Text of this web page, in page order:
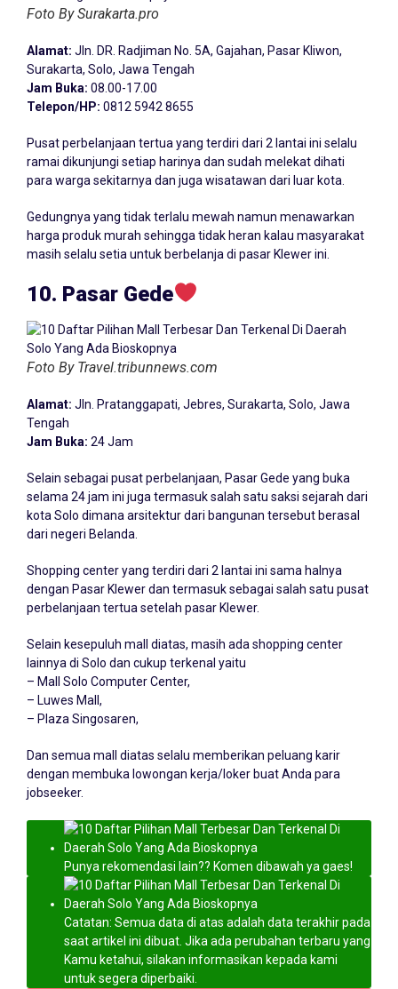
Foto By Surakarta.pro
Alamat: Jln. DR. Radjiman No. 5A, Gajahan, Pasar Kliwon,
Surakarta, Solo, Jawa Tengah
Jam Buka: 08.00-17.00
Telepon/HP: 0812 5942 8655
Pusat perbelanjaan tertua yang terdiri dari 2 lantai ini selalu
ramai dikunjungi setiap harinya dan sudah melekat dihati
para warga sekitarnya dan juga wisatawan dari luar kota.
Gedungnya yang tidak terlalu mewah namun menawarkan
harga produk murah sehingga tidak heran kalau masyarakat
masih selalu setia untuk berbelanja di pasar Klewer ini.
10. Pasar Gede
Foto By Travel.tribunnews.com
Alamat: Jln. Pratanggapati, Jebres, Surakarta, Solo, Jawa
Tengah
Jam Buka: 24 Jam
Selain sebagai pusat perbelanjaan, Pasar Gede yang buka
selama 24 jam ini juga termasuk salah satu saksi sejarah dari
kota Solo dimana arsitektur dari bangunan tersebut berasal
dari negeri Belanda.
Shopping center yang terdiri dari 2 lantai ini sama halnya
dengan Pasar Klewer dan termasuk sebagai salah satu pusat
perbelanjaan tertua setelah pasar Klewer.
Selain kesepuluh mall diatas, masih ada shopping center
lainnya di Solo dan cukup terkenal yaitu
– Mall Solo Computer Center,
– Luwes Mall,
– Plaza Singosaren,
Dan semua mall diatas selalu memberikan peluang karir
dengan membuka lowongan kerja/loker buat Anda para
jobseeker.
Punya rekomendasi lain?? Komen dibawah ya gaes!
Catatan: Semua data di atas adalah data terakhir pada
saat artikel ini dibuat. Jika ada perubahan terbaru yang
Kamu ketahui, silakan informasikan kepada kami
untuk segera diperbaiki.